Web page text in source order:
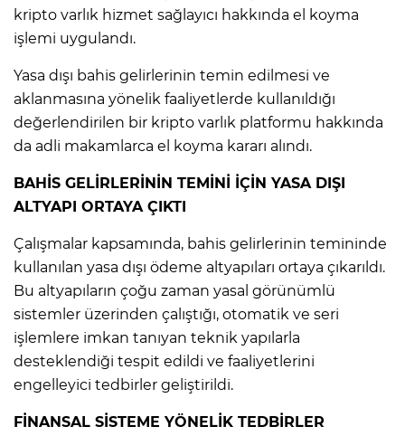
kripto varlık hizmet sağlayıcı hakkında el koyma
işlemi uygulandı.
Yasa dışı bahis gelirlerinin temin edilmesi ve
aklanmasına yönelik faaliyetlerde kullanıldığı
değerlendirilen bir kripto varlık platformu hakkında
da adli makamlarca el koyma kararı alındı.
BAHİS GELİRLERİNİN TEMİNİ İÇİN YASA DIŞI
ALTYAPI ORTAYA ÇIKTI
Çalışmalar kapsamında, bahis gelirlerinin temininde
kullanılan yasa dışı ödeme altyapıları ortaya çıkarıldı.
Bu altyapıların çoğu zaman yasal görünümlü
sistemler üzerinden çalıştığı, otomatik ve seri
işlemlere imkan tanıyan teknik yapılarla
desteklendiği tespit edildi ve faaliyetlerini
engelleyici tedbirler geliştirildi.
FİNANSAL SİSTEME YÖNELİK TEDBİRLER